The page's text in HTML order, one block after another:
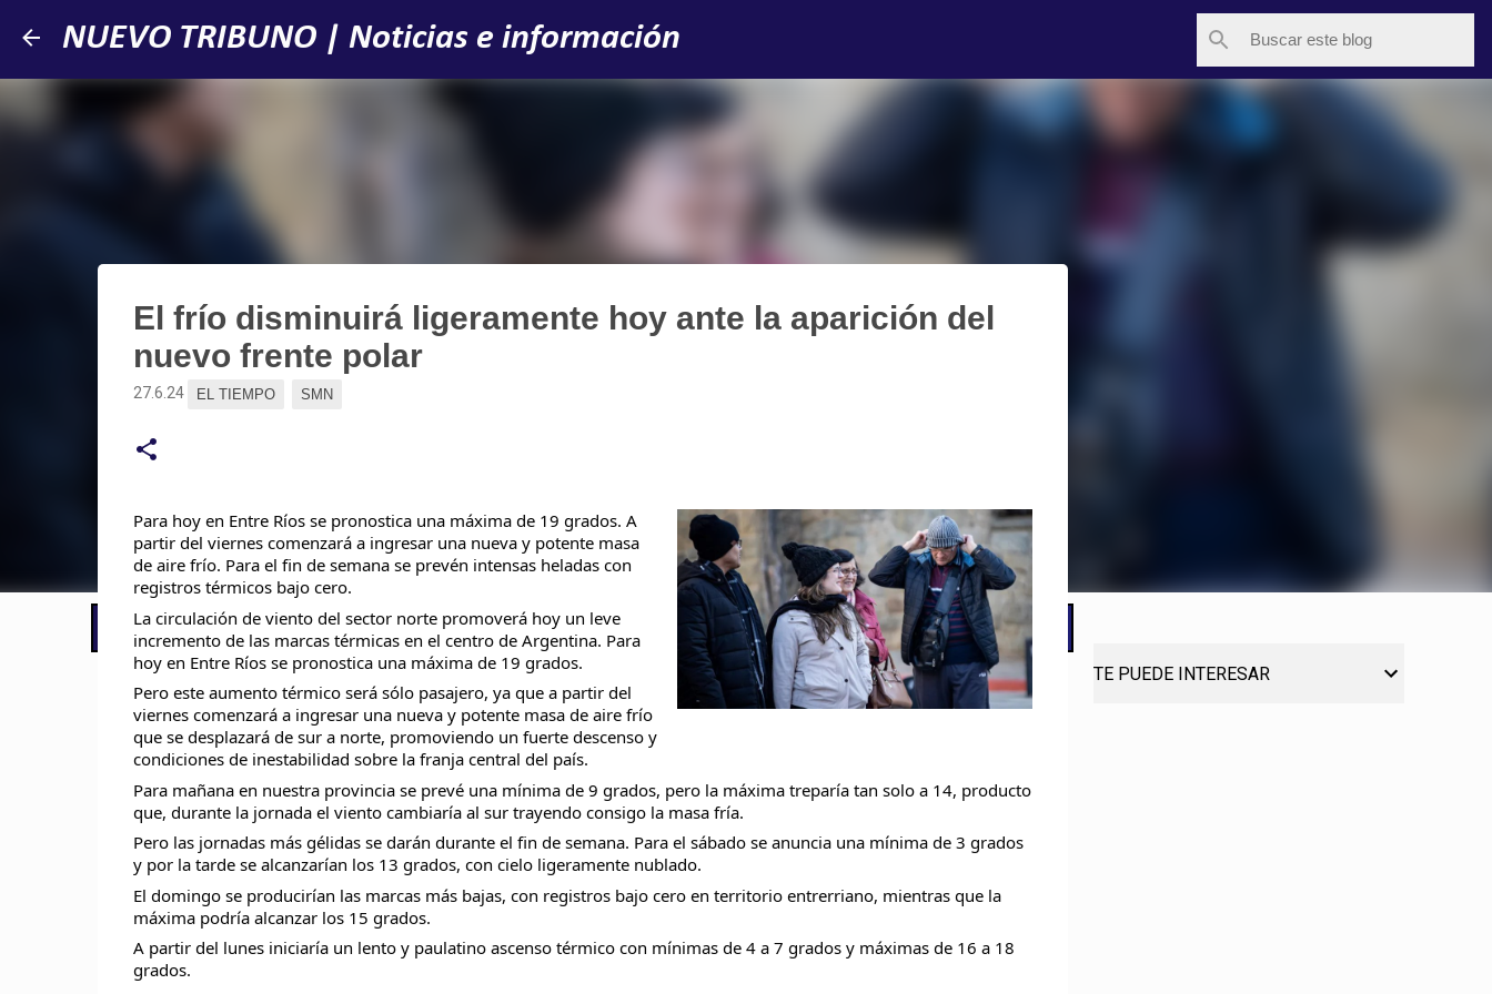
Ir al contenido principal
NUEVO TRIBUNO | Noticias e información
📢 LO ÚLTIMO El Gobierno postergó la reunión paritaria con estatales
El frío disminuirá ligeramente hoy ante la aparición del
nuevo frente polar
27.6.24 EL TIEMPO SMN
Para hoy en Entre Ríos se pronostica una máxima de 19 grados. A
partir del viernes comenzará a ingresar una nueva y potente masa
de aire frío. Para el fin de semana se prevén intensas heladas con
registros térmicos bajo cero.
La circulación de viento del sector norte promoverá hoy un leve
incremento de las marcas térmicas en el centro de Argentina. Para
hoy en Entre Ríos se pronostica una máxima de 19 grados.
Pero este aumento térmico será sólo pasajero, ya que a partir del
viernes comenzará a ingresar una nueva y potente masa de aire frío
que se desplazará de sur a norte, promoviendo un fuerte descenso y
condiciones de inestabilidad sobre la franja central del país.
Para mañana en nuestra provincia se prevé una mínima de 9 grados, pero la máxima treparía tan solo a 14, producto
que, durante la jornada el viento cambiaría al sur trayendo consigo la masa fría.
Pero las jornadas más gélidas se darán durante el fin de semana. Para el sábado se anuncia una mínima de 3 grados
y por la tarde se alcanzarían los 13 grados, con cielo ligeramente nublado.
El domingo se producirían las marcas más bajas, con registros bajo cero en territorio entrerriano, mientras que la
máxima podría alcanzar los 15 grados.
A partir del lunes iniciaría un lento y paulatino ascenso térmico con mínimas de 4 a 7 grados y máximas de 16 a 18
grados.
TE PUEDE INTERESAR